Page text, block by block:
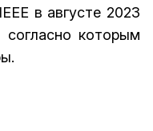
в августе 2023
которым